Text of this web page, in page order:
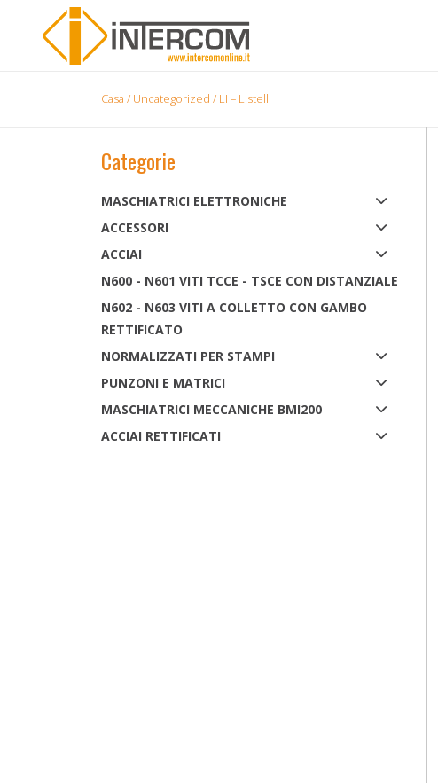
Casa / Uncategorized / LI – Listelli
Categorie
MASCHIATRICI ELETTRONICHE
ACCESSORI
ACCIAI
N600 - N601 VITI TCCE - TSCE CON DISTANZIALE
N602 - N603 VITI A COLLETTO CON GAMBO
RETTIFICATO
NORMALIZZATI PER STAMPI
PUNZONI E MATRICI
MASCHIATRICI MECCANICHE BMI200
ACCIAI RETTIFICATI